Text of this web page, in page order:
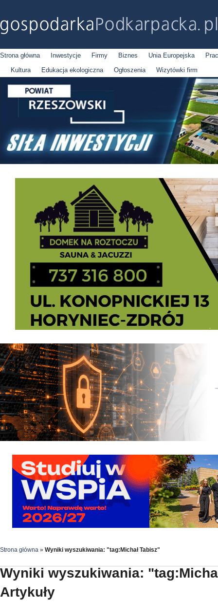
Strona główna Inwestycje Firmy Biznes Unia Europejska
Kultura
Edukacja ekologiczna Ogłoszenia Wizytówki firm
Strona główna » Wyniki wyszukiwania: "tag:Michał Tabisz"
Wyniki wyszukiwania:
Artykuły